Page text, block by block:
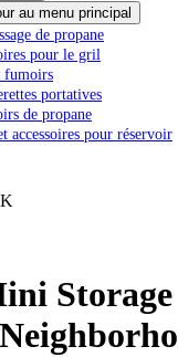
au menu principal
de propane
pour le gril
fumoirs
portatives
de propane
accessoires pour réservoir
Storage